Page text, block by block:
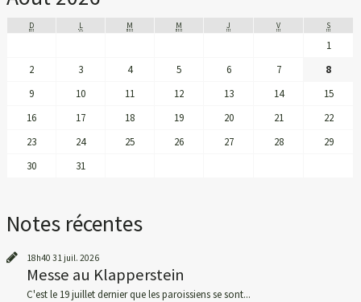
D L M M J V S
1
2
3 4 5 6 7
8
9
10 11 12 13 14
15
16
17 18 19 20 21
22
23
24 25 26 27 28
29
30
31
Notes récentes
18h40 31 juil. 2026
Messe au Klapperstein
C'est le 19 juillet dernier que les paroissiens se sont...